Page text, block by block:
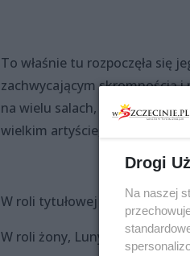
To właśnie tu rozpoczęła się
zachwycającym skromnością i
na wielu salach, występował
wielkim artyście, a dzięki
W roli tytułowej : Kacper
W roli żony, Luny Miller : Maria
Drogi
Na naszej